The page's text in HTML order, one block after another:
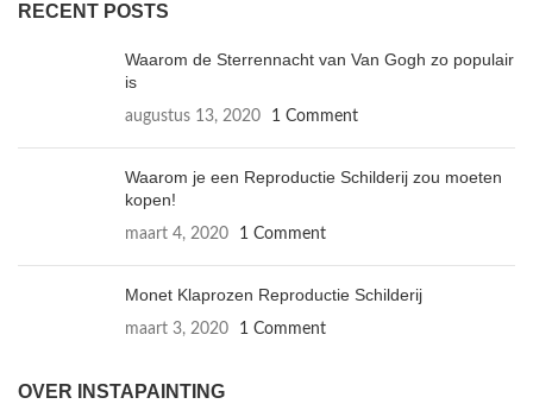
RECENT POSTS
Waarom de Sterrennacht van Van Gogh zo populair
is
augustus 13, 2020 1 Comment
Waarom je een Reproductie Schilderij zou moeten
kopen!
maart 4, 2020 1 Comment
Monet Klaprozen Reproductie Schilderij
maart 3, 2020 1 Comment
OVER INSTAPAINTING